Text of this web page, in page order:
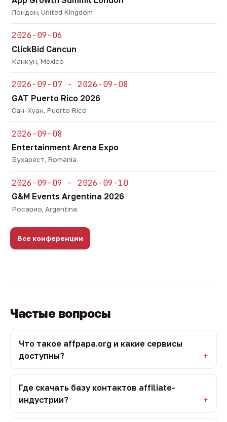
Лондон, United Kingdom
2026-09-06
ClickBid Cancun
Канкун, Mexico
2026-09-07 - 2026-09-08
GAT Puerto Rico 2026
Сан-Хуан, Puerto Rico
2026-09-08
Entertainment Arena Expo
Бухарест, Romania
2026-09-09 - 2026-09-10
G&M Events Argentina 2026
Росарио, Argentina
Все конференции
Частые вопросы
Что такое affpapa.org и какие сервисы
доступны?
Где скачать базу контактов affiliate-
индустрии?